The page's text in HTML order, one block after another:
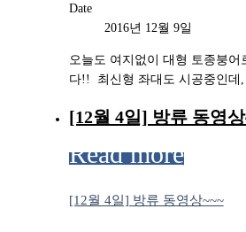
Date
2016년 12월 9일
오늘도 여지없이 대형 토종붕
다!! ​ 최신형 좌대도 시공중인
[12월 4일] 방류 동영상
Read more
[12월 4일] 방류 동영상~~~